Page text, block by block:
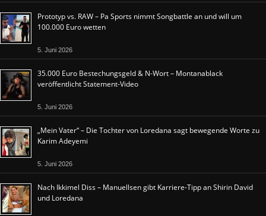
Prototyp vs. RAW – Pa Sports nimmt Songbattle an und will um
100.000 Euro wetten
5. Juni 2026
35.000 Euro Bestechungsgeld & N-Wort – Montanablack
veröffentlicht Statement-Video
5. Juni 2026
„Mein Vater“ – Die Tochter von Loredana sagt bewegende Worte zu
Karim Adeyemi
5. Juni 2026
Nach Ikkimel Diss – Manuellsen gibt Karriere-Tipp an Shirin David
und Loredana